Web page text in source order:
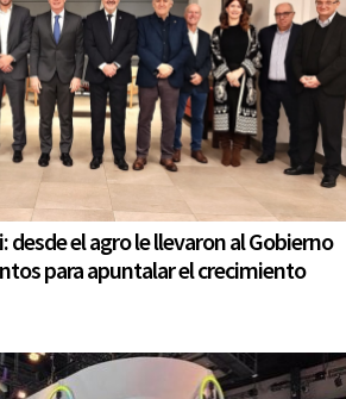
desde el agro le llevaron al Gobierno
para apuntalar el crecimiento